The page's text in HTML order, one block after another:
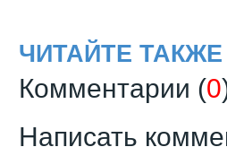
ЧИТАЙТЕ ТАКЖЕ
Комментарии (0
Написать